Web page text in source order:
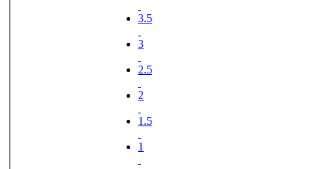
3.5
3
2.5
2
1.5
1